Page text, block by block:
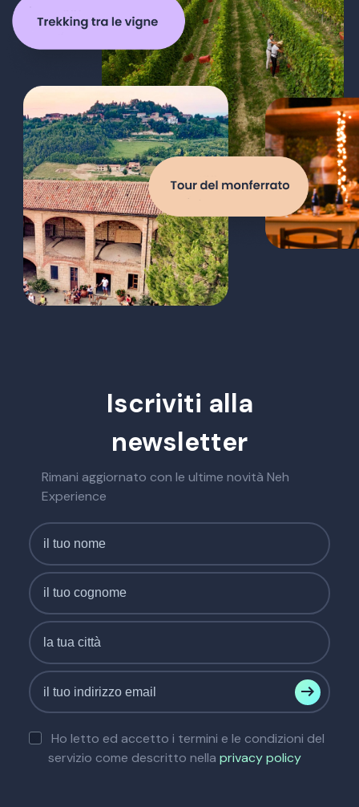
Iscriviti alla
newsletter
Rimani aggiornato con le ultime novità Neh
Experience
Ho letto ed accetto i termini e le condizioni del
servizio come descritto nella privacy policy